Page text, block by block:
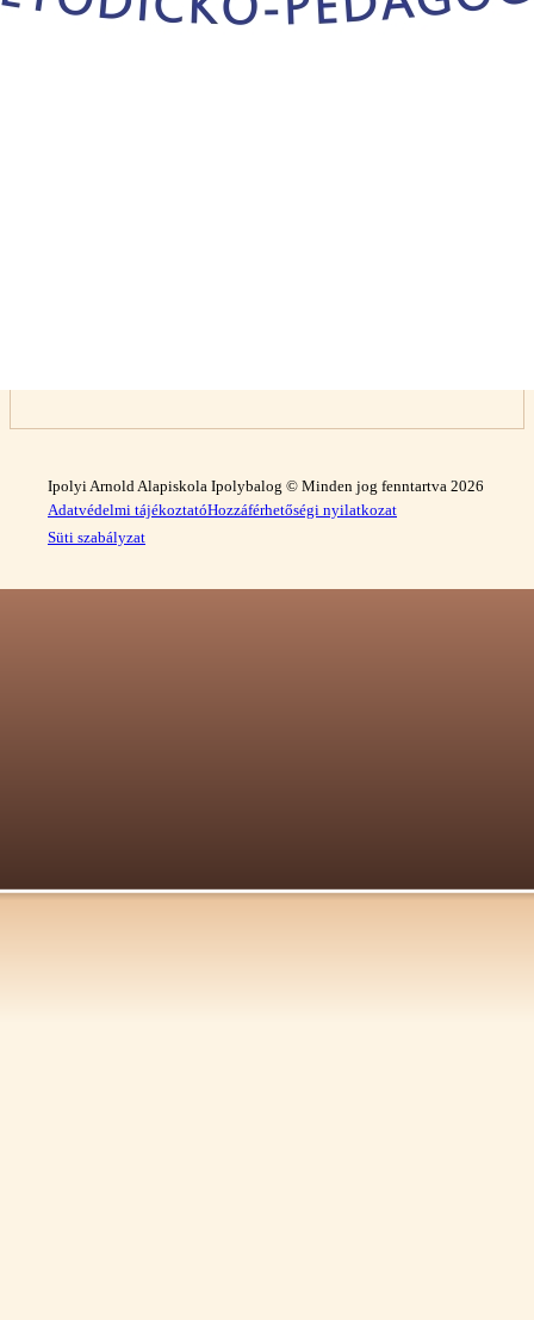
Ipolyi Arnold Alapiskola Ipolybalog © Minden jog fenntartva 2026
Adatvédelmi tájékoztatóHozzáférhetőségi nyilatkozat
Süti szabályzat